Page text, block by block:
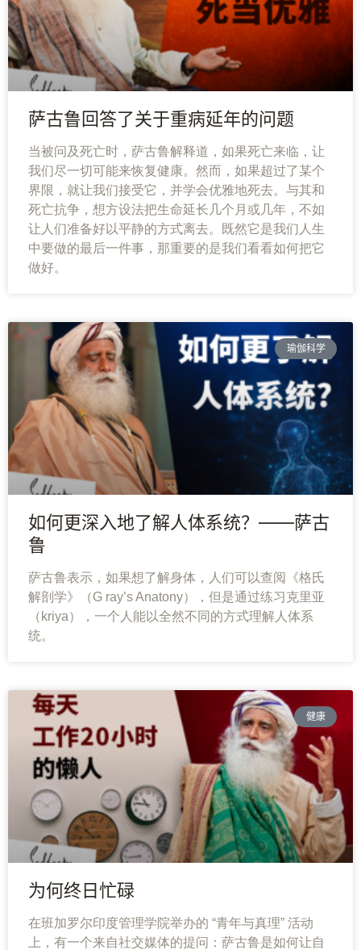
萨
鲁
课
询
萨古鲁回答了关于重病延年的问题
当被问及死亡时，萨古鲁解释道，如果死亡来临，让
我们尽一切可能来恢复健康。然而，如果超过了某个
界限，就让我们接受它，并学会优雅地死去。与其和
死亡抗争，想方设法把生命延长几个月或几年，不如
让人们准备好以平静的方式离去。既然它是我们人生
中要做的最后一件事，那重要的是我们看看如何把它
做好。
瑜伽科学
如何更深入地了解人体系统？——萨古
鲁
萨古鲁表示，如果想了解身体，人们可以查阅《格氏
解剖学》（G ray’s Anatony），但是通过练习克里亚
（kriya），一个人能以全然不同的方式理解人体系
统。
健康
为何终日忙碌
在班加罗尔印度管理学院举办的 “青年与真理” 活动
上，有一个来自社交媒体的提问：萨古鲁是如何让自